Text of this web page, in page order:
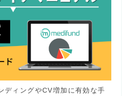
ディングやCV増加に有効な手